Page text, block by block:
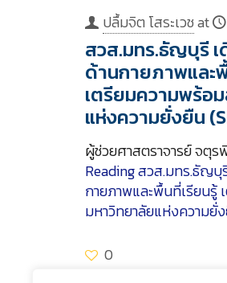
ปลื้มจิต โสระเวชat
สวส.มทร.ธัญบุรี
ด้านกายภาพและ
เตรียมความพร้อ
แห่งความยั่งยืน
ผู้ช่วยศาสตราจารย์ จตุร
Readingสวส.มทร.ธัญบุ
กายภาพและพื้นที่เรียนรู้
มหาวิทยาลัยแห่งความยั่
0